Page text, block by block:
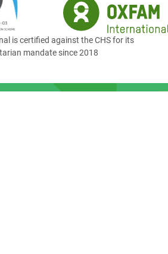
is certified against the CHS for its
mandate since 2018